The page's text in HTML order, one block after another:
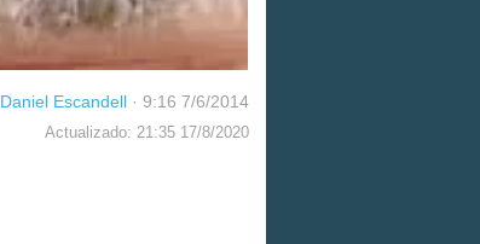
Daniel Escandell · 9:16 7/6/2014
Actualizado: 21:35 17/8/2020